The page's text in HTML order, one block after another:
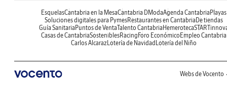
EsquelasCantabria en la MesaCantabria DModaAgenda Cantabria Playas
Soluciones digitales para PymesRestaurantes en Cantabria De tiendas
Guía Sanitaria Puntos de VentaTalento Cantabria Hemeroteca
Casas de CantabriaSosteniblesRacing Foro Económico Empleo Cantabria
Carlos AlcarazLotería de Navidad Lotería del Niño
Webs de Vocento